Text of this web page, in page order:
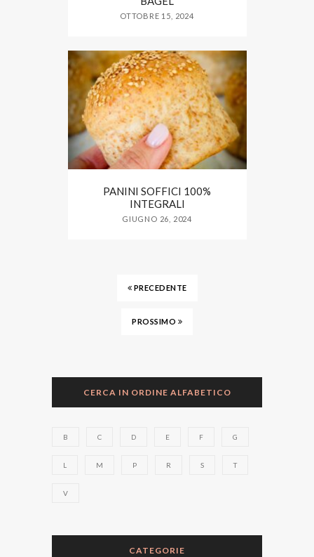
OTTOBRE 15, 2024
PANINI SOFFICI 100%
INTEGRALI
GIUGNO 26, 2024
PRECEDENTE
PROSSIMO
CERCA IN ORDINE ALFABETICO
B C D E F G
L M P R S T
V
CATEGORIE